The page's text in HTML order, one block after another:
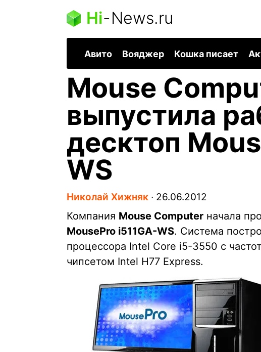
Hi-News.ru
Авито Вояджер Кошка писает
Mouse
выпустила
десктоп
WS
Николай Хижняк ∙ 26.06.2012
Компания Mouse Computer начала
MousePro i511GA-WS. Система
процессора Intel Core i5-3550 с
чипсетом Intel H77 Express.